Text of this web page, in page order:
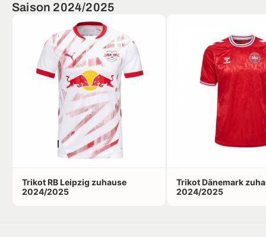
Saison 2024/2025
Trikot RB Leipzig zuhause
2024/2025
Trikot Dänemark
2024/2025